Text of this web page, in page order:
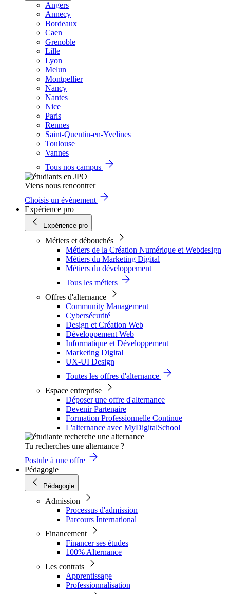
Angers
Annecy
Bordeaux
Caen
Grenoble
Lille
Lyon
Melun
Montpellier
Nancy
Nantes
Nice
Paris
Rennes
Saint-Quentin-en-Yvelines
Toulouse
Vannes
Tous nos campus
Viens nous rencontrer
Choisis un évènement
Expérience pro
Expérience pro
Métiers et débouchés
Métiers de la Création Numérique et Webdesign
Métiers du Marketing Digital
Métiers du développement
Tous les métiers
Offres d'alternance
Community Management
Cybersécurité
Design et Création Web
Développement Web
Informatique et Développement
Marketing Digital
UX-UI Design
Toutes les offres d'alternance
Espace entreprise
Déposer une offre d'alternance
Devenir Partenaire
Formation Professionnelle Continue
L'alternance avec MyDigitalSchool
Tu recherches une alternance ?
Postule à une offre
Pédagogie
Pédagogie
Admission
Processus d'admission
Parcours International
Financement
Financer ses études
100% Alternance
Les contrats
Apprentissage
Professionnalisation